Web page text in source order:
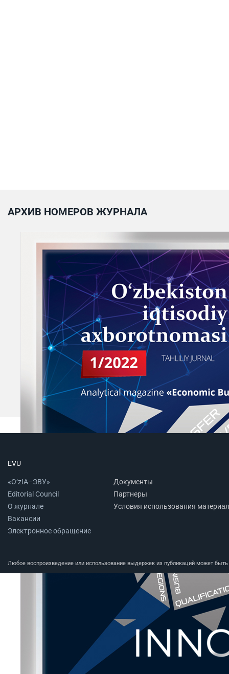
АРХИВ НОМЕРОВ ЖУРНАЛА
EVU
«O‘zIA–ЭВУ»
Editorial Council
О журнале
Вакансии
Электронное обращение
Документы
Партнеры
Условия использования
Любое воспроизведение или использование выдержек из публикаций может